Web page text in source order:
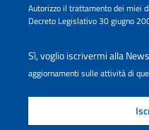
Autorizzo il trattamento dei miei
Decreto Legislativo 30 giugno
Sì, voglio iscrivermi alla
aggiornamenti sulle attività di